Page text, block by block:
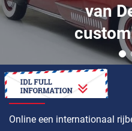
van
HOE
Online een internationaal